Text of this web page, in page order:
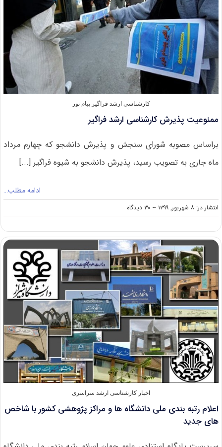
کارشناسی ارشد فراگیر پیام نور
ممنوعیت پذیرش کارشناسی ارشد فراگیر
براساس مصوبه شورای سنجش و پذیرش دانشجو که چهارم مرداد
ماه جاری به تصویب رسید، پذیرش دانشجو به شیوه فراگیر [...]
ادامه مطلب…
انتشار در: ۸ شهریور, ۱۳۹۹ -- ۳۰ دیدگاه
on
ممنوعیت
کارشناسی
ارشد
فراگیر
اخبار کارشناسی ارشد سراسری
اعلام رتبه بندی ملی دانشگاه ها و مراکز پژوهشی کشور با شاخص
های جدید